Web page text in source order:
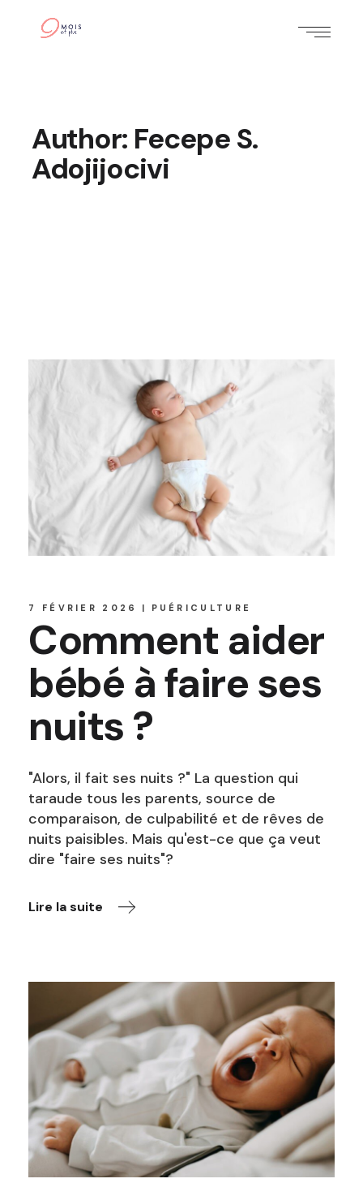
Author: Fecepe S.
Adojijocivi
7 FÉVRIER 2026 PUÉRICULTURE
Comment aider
bébé à faire ses
nuits ?
"Alors, il fait ses nuits ?" La question qui
taraude tous les parents, source de
comparaison, de culpabilité et de rêves de
nuits paisibles. Mais qu'est-ce que ça veut
dire "faire ses nuits"?
Lire la suite